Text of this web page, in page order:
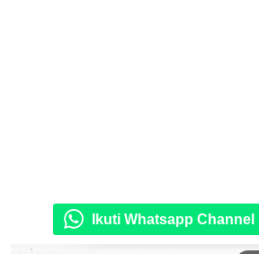
Ikuti Whatsapp